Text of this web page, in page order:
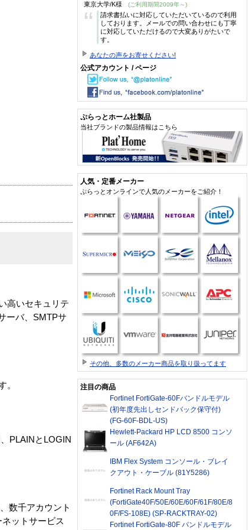
高いセキュリテ
ーバ、SMTPサ
。
PLAINとLOGIN
数千アカウント
ットサービス
東京大学/K様 (ご利用期間2009年～)
“
請求書払いに対応していただいているので利用
しております。メールでの問い合わせにも丁寧
に対応していただけるので大変ありがたいで
す。
あなたの声をお寄せください!
公式アカウント / ページ
ぷらっとホーム社製品
当社ブランドの製品情報はこちら
人気・定番メーカー
ぷらっとオンラインで人気のメーカーをご紹介！
その他、多数のメーカー商品を取り扱ってます
注目の商品
Fortinet FortiGate-60Fバンドルモデル
(初年度先出しセンドバック保守付)
(FG-60F-BDL-US)
Hewlett-Packard HP LCD 8500 コンソ
ール (AF642A)
IBM Flex System コンソール・ブレイ
クアウト・ケーブル (81Y5286)
Fortinet Rack Mount Tray
(FortiGate40F/50E/60E/60F/61F/80E/8
0F/FS-108E) (SP-RACKTRAY-02)
Fortinet FortiGate-80F バンドルモデル